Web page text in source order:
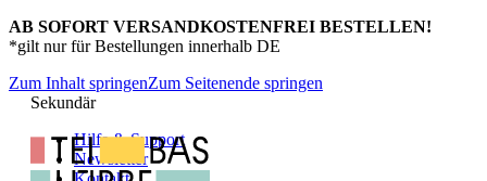
AB SOFORT VERSANDKOSTENFREI BESTELLEN!
*gilt nur für Bestellungen innerhalb DE
Zum Inhalt springenZum Seitenende springen
Sekundär
Hilfe & Support
Newsletter